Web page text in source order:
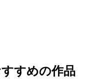
すめの作品